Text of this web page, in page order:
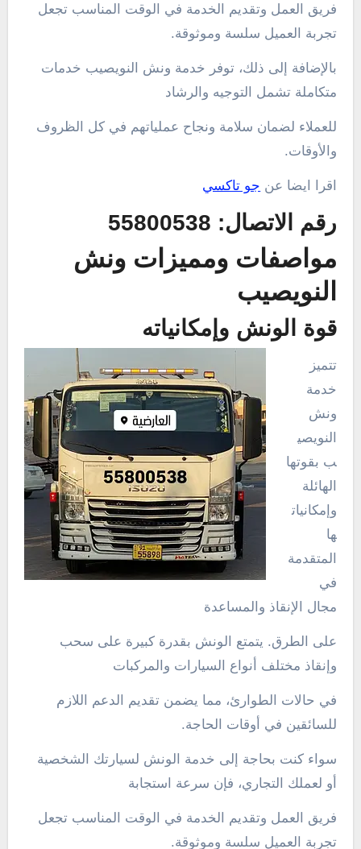
فريق العمل وتقديم الخدمة في الوقت المناسب تجعل
تجربة العميل سلسة وموثوقة.
بالإضافة إلى ذلك، توفر خدمة ونش النويصيب خدمات
متكاملة تشمل التوجيه والرشاد
للعملاء لضمان سلامة ونجاح عملياتهم في كل الظروف
والأوقات.
اقرا ايضا عن جو تاكسي
رقم الاتصال: 55800538
مواصفات ومميزات ونش
النويصيب
قوة الونش وإمكانياته
تتميز
خدمة
ونش
النويصي
ب بقوتها
الهائلة
وإمكانيات
ها
المتقدمة
في
مجال الإنقاذ والمساعدة
على الطرق. يتمتع الونش بقدرة كبيرة على سحب
وإنقاذ مختلف أنواع السيارات والمركبات
في حالات الطوارئ، مما يضمن تقديم الدعم اللازم
للسائقين في أوقات الحاجة.
سواء كنت بحاجة إلى خدمة الونش لسيارتك الشخصية
أو لعملك التجاري، فإن سرعة استجابة
فريق العمل وتقديم الخدمة في الوقت المناسب تجعل
تجربة العميل سلسة وموثوقة.